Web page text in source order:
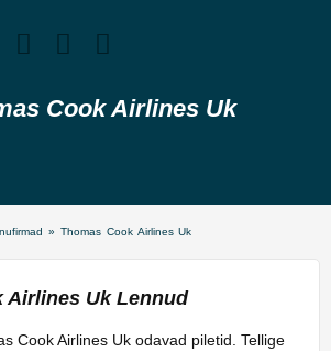
Cook Airlines Uk
» Thomas Cook Airlines Uk
Airlines Uk Lennud
Cook Airlines Uk odavad piletid. Tellige